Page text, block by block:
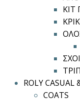
ROLY CASUAL
COATS